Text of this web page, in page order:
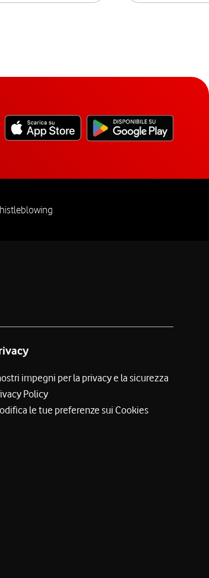
impegni per la privacy e la sicurezza
Policy
le tue preferenze sui Cookies